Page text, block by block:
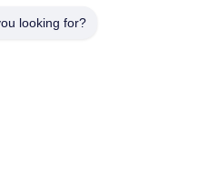
looking for?